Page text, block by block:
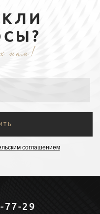
нам!
соглашением
77-29